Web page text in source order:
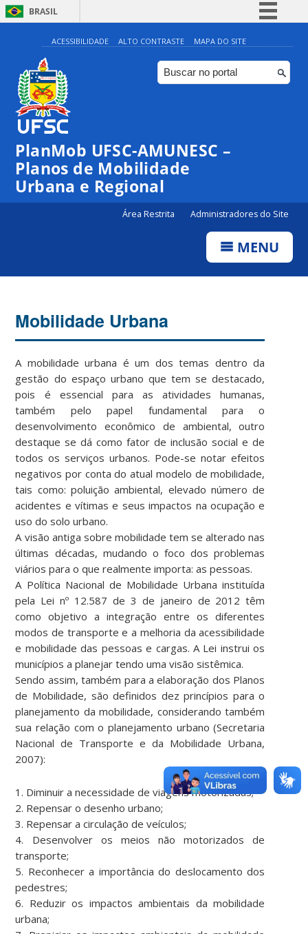
BRASIL
Simplifique!
Comunica BR
Participe
Canais
ACESSIBILIDADE ALTO CONTRASTE MAPA DO SITE
PlanMob UFSC-AMUNESC –
Planos de Mobilidade
Urbana e Regional
Área Restrita Administradores do Site
MENU
Mobilidade Urbana
A mobilidade urbana é um dos temas dentro da
gestão do espaço urbano que tem se destacado,
pois é essencial para as atividades humanas,
também pelo papel fundamental para o
desenvolvimento econômico de ambiental, outro
destaque se dá como fator de inclusão social e de
todos os serviços urbanos. Pode-se notar efeitos
negativos por conta do atual modelo de mobilidade,
tais como: poluição ambiental, elevado número de
acidentes e vítimas e seus impactos na ocupação e
uso do solo urbano.
A visão antiga sobre mobilidade tem se alterado nas
últimas décadas, mudando o foco dos problemas
viários para o que realmente importa: as pessoas.
A Política Nacional de Mobilidade Urbana instituída
pela Lei nº 12.587 de 3 de janeiro de 2012 têm
como objetivo a integração entre os diferentes
modos de transporte e a melhoria da acessibilidade
e mobilidade das pessoas e cargas. A Lei instrui os
municípios a planejar tendo uma visão sistêmica.
Sendo assim, também para a elaboração dos Planos
de Mobilidade, são definidos dez princípios para o
planejamento da mobilidade, considerando também
sua relação com o planejamento urbano (Secretaria
Nacional de Transporte e da Mobilidade Urbana,
2007):
1. Diminuir a necessidade de viagens motorizadas;
2. Repensar o desenho urbano;
3. Repensar a circulação de veículos;
4. Desenvolver os meios não motorizados de
transporte;
5. Reconhecer a importância do deslocamento dos
pedestres;
6. Reduzir os impactos ambientais da mobilidade
urbana;